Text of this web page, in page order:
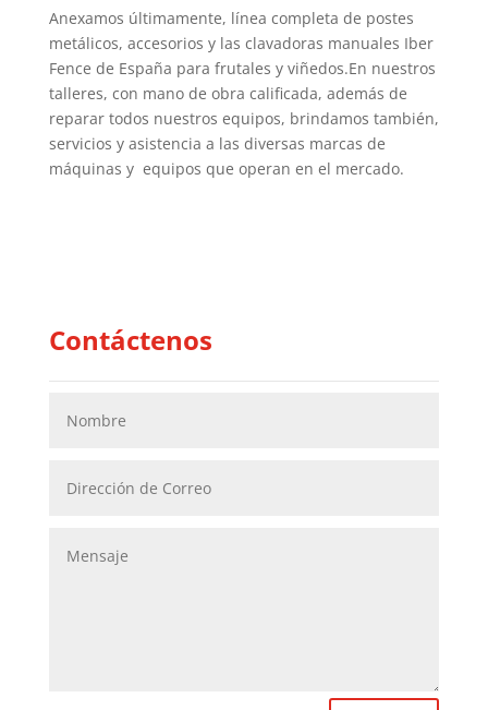
Anexamos últimamente, línea completa de postes
metálicos, accesorios y las clavadoras manuales Iber
Fence de España para frutales y viñedos.En nuestros
talleres, con mano de obra calificada, además de
reparar todos nuestros equipos, brindamos también,
servicios y asistencia a las diversas marcas de
máquinas y equipos que operan en el mercado.
Contáctenos